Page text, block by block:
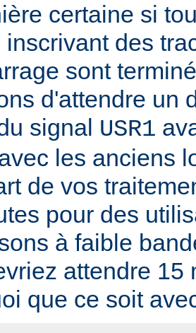
certaine si
inscrivant des
sont
d'attendre un
signal USR1
les anciens
de vos
pour des
à faible
attendre 15
que ce soit